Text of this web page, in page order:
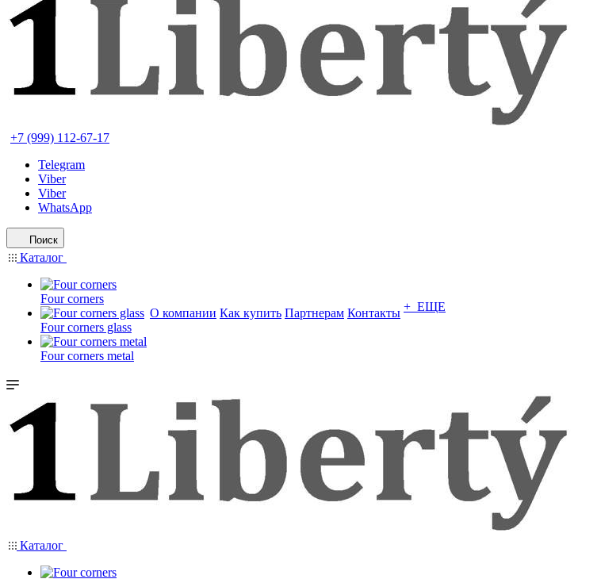
+7 (999) 112-67-17
Telegram
Viber
Viber
WhatsApp
Поиск
Каталог
Four corners
Four corners glass
Four corners metal
О компании Как купить Партнерам Контакты + ЕЩЕ
Каталог